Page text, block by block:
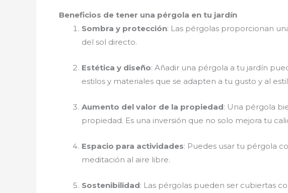
Beneficios de tener una pérgola en tu jardín
Sombra y protección: Las pérgolas proporcionan
del sol directo.
Estética y diseño: Añadir una pérgola a tu jardín
estilos y materiales que se adapten a tu gusto y al
Aumento del valor de la propiedad: Una pérgola
propiedad. Es una inversión que no solo mejora tu
Espacio para actividades: Puedes usar tu pérgola
meditación al aire libre.
Sostenibilidad: Las pérgolas pueden ser cubiertas